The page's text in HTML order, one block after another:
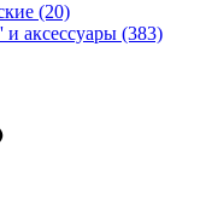
(20)
и аксессуары (383)